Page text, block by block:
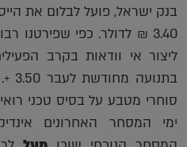
בנק ישראל, פועל לבלום את
3.40 ₪ לדולר. כפי
ליצור אי וודאות בקרב
ימי המסחר האחרונים